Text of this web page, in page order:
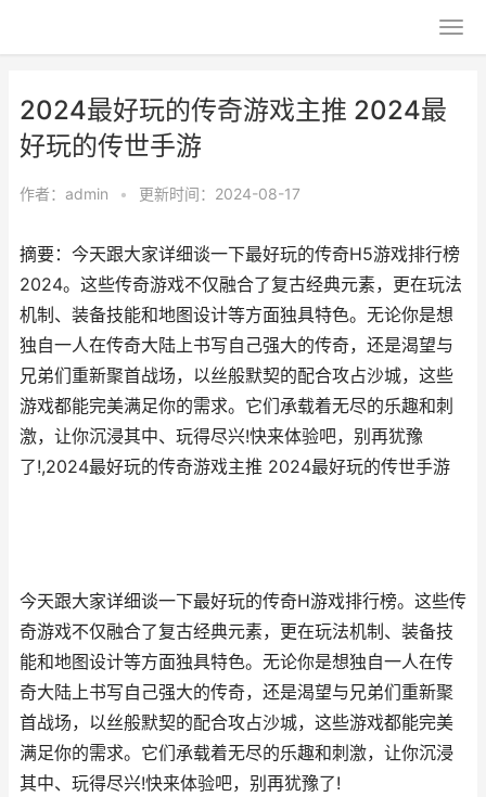
2024最好玩的传奇游戏主推 2024最
好玩的传世手游
作者： admin • 更新时间：2024-08-17
摘要：今天跟大家详细谈一下最好玩的传奇H5游戏排行榜
2024。这些传奇游戏不仅融合了复古经典元素，更在玩法
机制、装备技能和地图设计等方面独具特色。无论你是想
独自一人在传奇大陆上书写自己强大的传奇，还是渴望与
兄弟们重新聚首战场，以丝般默契的配合攻占沙城，这些
游戏都能完美满足你的需求。它们承载着无尽的乐趣和刺
激，让你沉浸其中、玩得尽兴!快来体验吧，别再犹豫
了!,2024最好玩的传奇游戏主推 2024最好玩的传世手游
今天跟大家详细谈一下最好玩的传奇H游戏排行榜。这些传
奇游戏不仅融合了复古经典元素，更在玩法机制、装备技
能和地图设计等方面独具特色。无论你是想独自一人在传
奇大陆上书写自己强大的传奇，还是渴望与兄弟们重新聚
首战场，以丝般默契的配合攻占沙城，这些游戏都能完美
满足你的需求。它们承载着无尽的乐趣和刺激，让你沉浸
其中、玩得尽兴!快来体验吧，别再犹豫了!